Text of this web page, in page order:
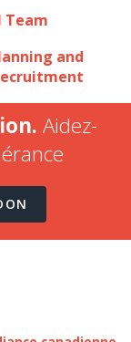
Team
and
Aidez-